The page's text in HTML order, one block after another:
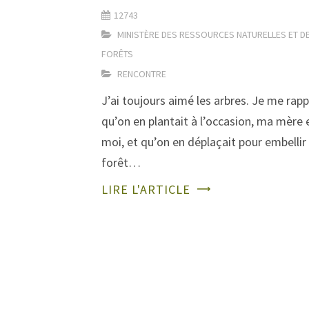
12743
MINISTÈRE DES RESSOURCES NATURELLES ET
FORÊTS
RENCONTRE
J’ai toujours aimé les arbres. Je me
qu’on en plantait à l’occasion, ma mère
moi, et qu’on en déplaçait pour embellir
forêt…
LIRE L'ARTICLE